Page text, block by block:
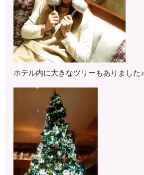
ホテル内に大きなツリーもありました♪